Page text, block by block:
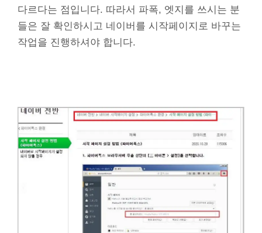
다르다는 점입니다. 따라서 파폭, 엣지를 쓰시는 분
들은 잘 확인하시고 네이버를 시작페이지로 바꾸는
작업을 진행하셔야 합니다.